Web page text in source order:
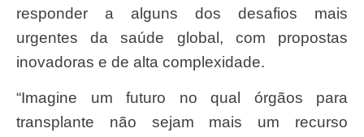
responder a alguns dos desafios mais
urgentes da saúde global, com propostas
inovadoras e de alta complexidade.
“Imagine um futuro no qual órgãos para
transplante não sejam mais um recurso